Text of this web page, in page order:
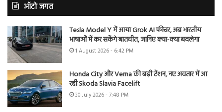
ऑटो जगत
Tesla Model Y में आया Grok AI फीचर, अब भारतीय
भाषाओं में कर सकेंगे बातचीत, जानिए क्या-क्या बदलेगा
1 August 2026 - 6:42 PM
Honda City और Verna की बढ़ी टेंशन, नए अवतार में आ
रही Skoda Slavia Facelift
30 July 2026 - 7:48 PM